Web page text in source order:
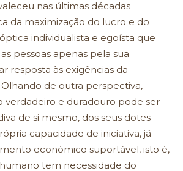
nas últimas décadas
da maximização do lucro e do
individualista e egoísta que
pessoas apenas pela sua
resposta às exigências da
de outra perspectiva,
verdadeiro e duradouro pode ser
de si mesmo, dos seus dotes
capacidade de iniciativa, já
económico suportável, isto é,
tem necessidade do